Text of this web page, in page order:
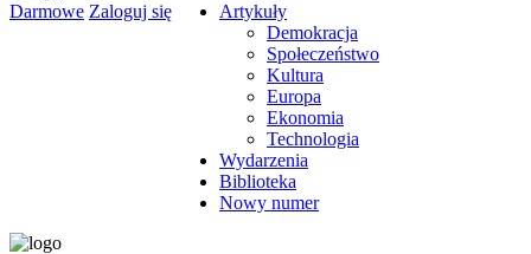
Darmowe Zaloguj się
Artykuły
Demokracja
Społeczeństwo
Kultura
Europa
Ekonomia
Technologia
Wydarzenia
Biblioteka
Nowy numer